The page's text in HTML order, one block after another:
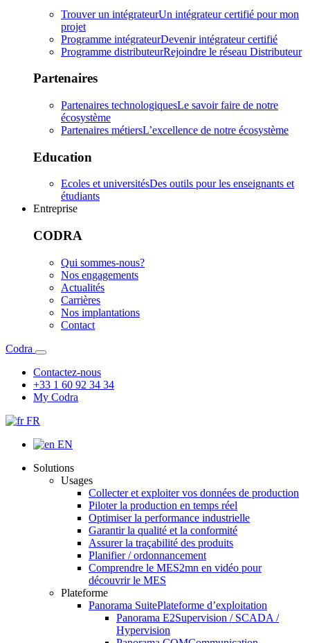
Trouver un intégrateurUn intégrateur certifié pour mon
projet
Programme intégrateurDevenir intégrateur certifié
Programme distributeurRejoindre le réseau Distributeur
Partenaires
Partenaires technologiquesLe savoir faire de notre
écosystème
Partenaires métiersL’excellence de notre écosystème
Education
Ecoles et universitésDes outils pour les enseignants et
étudiants
Entreprise
CODRA
Qui sommes-nous?
Nos engagements
Actualités
Carrières
Nos implantations
Contact
Codra
Contactez-nous
+33 1 60 92 34 34
My Codra
FR
EN
Solutions
Usages
Collecter et exploiter vos données de production
Piloter la production en temps réel
Optimiser la performance industrielle
Garantir la qualité et la conformité
Assurer la traçabilité des produits
Planifier / ordonnancement
Comprendre le MES2mn en vidéo pour
découvrir le MES
Plateforme
Panorama SuitePlateforme d’exploitation
Panorama E2Supervision / SCADA /
Hypervision